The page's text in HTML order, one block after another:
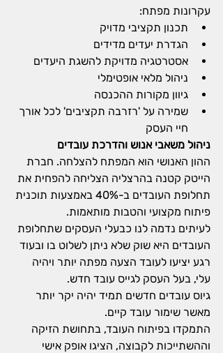
עקרונות מפתח:
תכנון תקציבי מדויק
הגדרת יעדים מדידים
אסטרטגיה מדויקת להשגת היעדים
ניהול מלאי אופטימלי
גיוון מקורות ההכנסה
שמירה על 'רזרבה תקציבים' לכל אורך
חיי העסק
ניהול משאבי אנוש והדרכת עובדים
ההון האנושי הוא המפתח להצלחה. חברת
הייטק קטנה בהרצליה הצליחה להפחית את
תחלופת העובדים ב-40% באמצעות תוכנית
פיתוח מקצועי והטבות מותאמות.
לעיתים נדמה לנו כבעלי העסקים שתחלופת
העובדים היא שוק שלא ניתן לשלוט בו ובעוד
רגע יציעו לעובד הצעה מפתה יותר ויהיה
עלי, בעל העסק לגייס עובד חדש.
גיוס עובדים חדשים תמיד יהיה יקר יותר
מאשר שימור עובד קיים.
התמקדו בפיתוח העובד, בתחושת הזיקה
וההשתייכות לקבוצה, הציגו אופק אישי